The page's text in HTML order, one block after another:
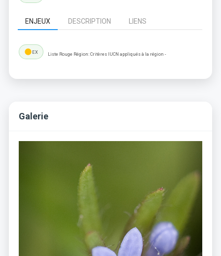
ENJEUX DESCRIPTION LIENS
lensEX Liste Rouge Région: Critères IUCN appliqués à la région -
Galerie